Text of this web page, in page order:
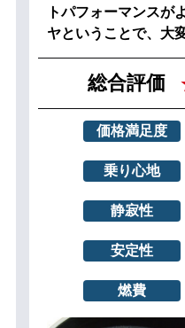
トパフォーマンスが
ヤということで、大
総合評価
価格満足度
乗り心地
静寂性
安定性
燃費